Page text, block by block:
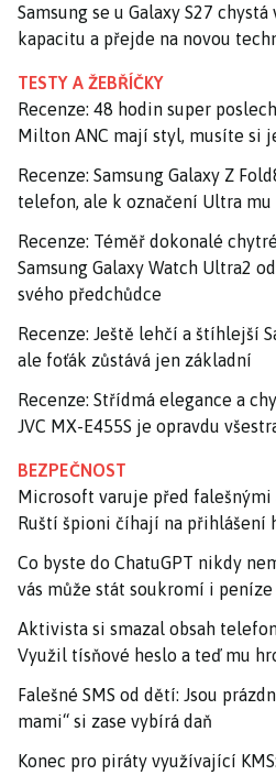
Samsung se u Galaxy S27
kapacitu a přejde na novou
TESTY A ŽEBŘÍČKY
Recenze: 48 hodin super
Milton ANC mají styl, musíte si
Recenze: Samsung Galaxy Z
telefon, ale k označení Ultra mu
Recenze: Téměř dokonalé
Samsung Galaxy Watch Ultra2
svého předchůdce
Recenze: Ještě lehčí a štíhlejší
ale foťák zůstává jen základní
Recenze: Střídmá elegance a
JVC MX-E455S je opravdu
BEZPEČNOST
Microsoft varuje před
Ruští špioni číhají na přihlášení
Co byste do ChatuGPT nikdy
vás může stát soukromí i peníze
Aktivista si smazal obsah
Využil tísňové heslo a teď mu
Falešné SMS od dětí: Jsou
mami“ si zase vybírá daň
Konec pro piráty využívající